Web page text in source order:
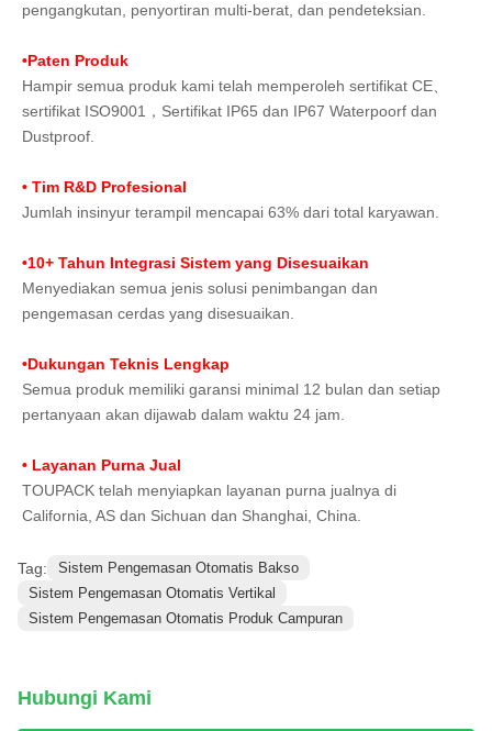
pengangkutan, penyortiran multi-berat, dan pendeteksian.
•Paten Produk
Hampir semua produk kami telah memperoleh sertifikat CE、
sertifikat ISO9001，Sertifikat IP65 dan IP67 Waterpoorf dan
Dustproof.
• Tim R&D Profesional
Jumlah insinyur terampil mencapai 63% dari total karyawan.
•10+ Tahun Integrasi Sistem yang Disesuaikan
Menyediakan semua jenis solusi penimbangan dan
pengemasan cerdas yang disesuaikan.
•Dukungan Teknis Lengkap
Semua produk memiliki garansi minimal 12 bulan dan setiap
pertanyaan akan dijawab dalam waktu 24 jam.
• Layanan Purna Jual
TOUPACK telah menyiapkan layanan purna jualnya di
California, AS dan Sichuan dan Shanghai, China.
Tag:
Sistem Pengemasan Otomatis Bakso
Sistem Pengemasan Otomatis Vertikal
Sistem Pengemasan Otomatis Produk Campuran
Hubungi Kami